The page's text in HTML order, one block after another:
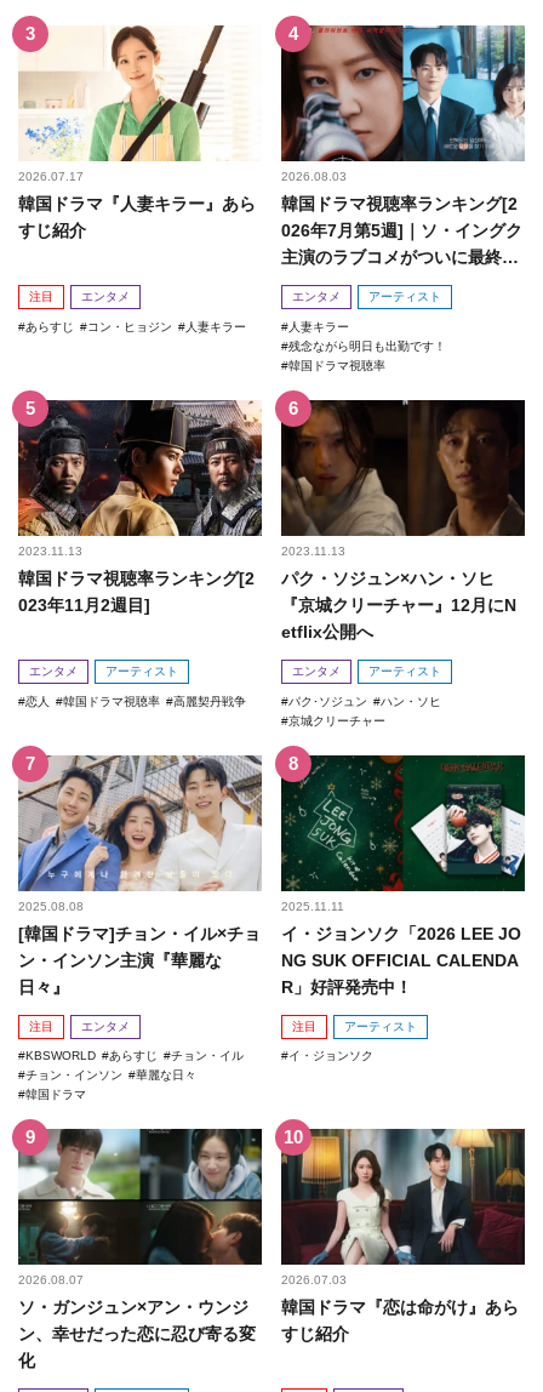
2026.07.17
韓国ドラマ『人妻キラー』あら
すじ紹介
注目 エンタメ
あらすじ コン・ヒョジン 人妻キラー
2026.08.03
韓国ドラマ視聴率ランキング[2
026年7月第5週]｜ソ・イングク
主演のラブコメがついに最終
回！
エンタメ アーティスト
人妻キラー
残念ながら明日も出勤です！
韓国ドラマ視聴率
2023.11.13
韓国ドラマ視聴率ランキング[2
023年11月2週目]
エンタメ アーティスト
恋人 韓国ドラマ視聴率 高麗契丹戦争
2023.11.13
パク・ソジュン×ハン・ソヒ
『京城クリーチャー』12月にN
etflix公開へ
エンタメ アーティスト
パク･ソジュン
ハン・ソヒ
京城クリーチャー
2025.08.08
[韓国ドラマ]チョン・イル×チョ
ン・インソン主演『華麗な
日々』
注目 エンタメ
KBSWORLD あらすじ
チョン・イル
チョン・インソン
華麗な日々
韓国ドラマ
2025.11.11
イ・ジョンソク「2026 LEE JO
NG SUK OFFICIAL CALENDA
R」好評発売中！
注目 アーティスト
イ・ジョンソク
2026.08.07
ソ・ガンジュン×アン・ウンジ
ン、幸せだった恋に忍び寄る変
化
2026.07.03
韓国ドラマ『恋は命がけ』あら
すじ紹介